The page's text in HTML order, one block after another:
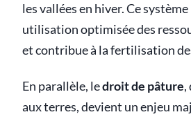
les vallées en hiver. Ce
utilisation optimisée des
et contribue à la fertilisation
En parallèle, ledroit de pâture,
aux terres, devient un enjeu